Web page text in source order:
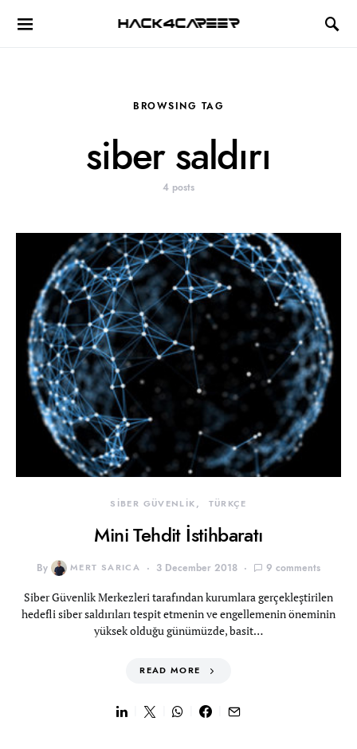
Hack4Career
BROWSING TAG
siber saldırı
4 posts
SİBER GÜVENLİK TÜRKÇE
Mini Tehdit İstihbaratı
By MERT SARICA 3 December 2018 9 comments
Siber Güvenlik Merkezleri tarafından kurumlara gerçekleştirilen
hedefli siber saldırıları tespit etmenin ve engellemenin öneminin
yüksek olduğu günümüzde, basit…
READ MORE